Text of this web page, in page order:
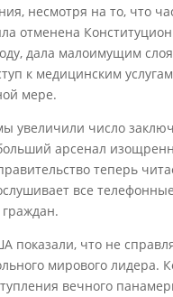
несмотря на то, что
отменена
дала малоимущим
к медицинским
мере.
увеличили число
арсенал
теперь
все
показали, что не
мирового лидера.
вечного